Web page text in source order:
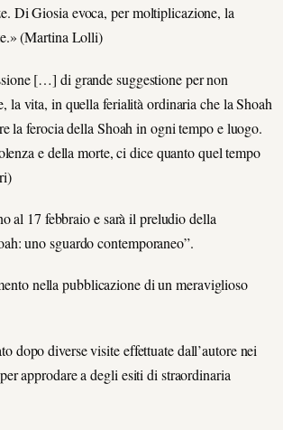
Di Giosia evoca, per moltiplicazione, la
(Martina Lolli)
[…] di grande suggestione per non
la vita, in quella ferialità ordinaria che la Shoah
la ferocia della Shoah in ogni tempo e luogo.
e della morte, ci dice quanto quel tempo
al 17 febbraio e sarà il preludio della
uno sguardo contemporaneo”.
nella pubblicazione di un meraviglioso
dopo diverse visite effettuate dall’autore nei
approdare a degli esiti di straordinaria